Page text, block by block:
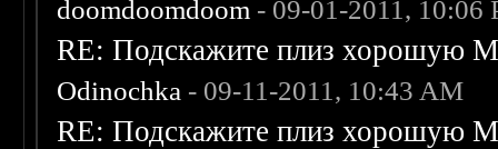
doomdoomdoom - 09-01-2011, 10:06
RE: Подскажите плиз хорошую
Odinochka - 09-11-2011, 10:43 AM
RE: Подскажите плиз хорошую